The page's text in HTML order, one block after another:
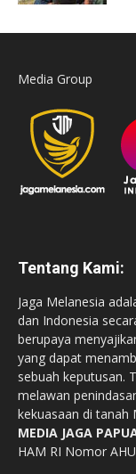
Media Group
Tentang Kami:
Jaga Melanesia
dan Indonesia
berupaya
yang dapat
sebuah keputusan.
melawan
kekuasaan di tanah
MEDIA JAGA
HAM RI Nomor